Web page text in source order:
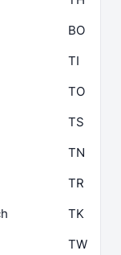
BO
TI
TO
TS
TN
TR
TK
TW